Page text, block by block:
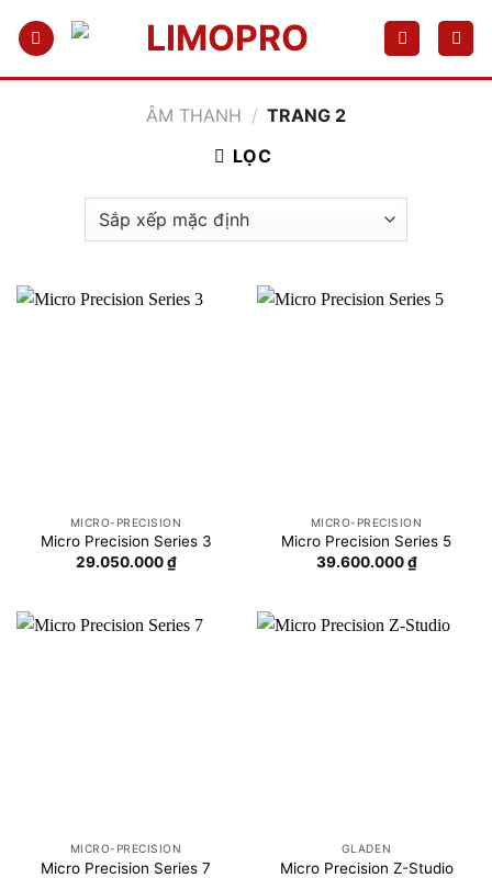
qua
ÂM THANH / TRANG 2
LỌC
MICRO-PRECISION
Micro Precision Series 3
29.050.000₫
MICRO-PRECISION
Micro Precision Series 5
39.600.000₫
MICRO-PRECISION
Micro Precision Series 7
GLADEN
Micro Precision Z-Studio